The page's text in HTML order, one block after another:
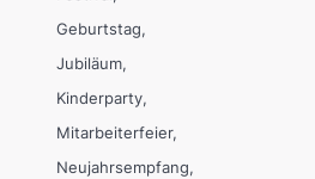
Geburtstag
Jubiläum
Kinderparty
Mitarbeiterfeier
Neujahrsempfang